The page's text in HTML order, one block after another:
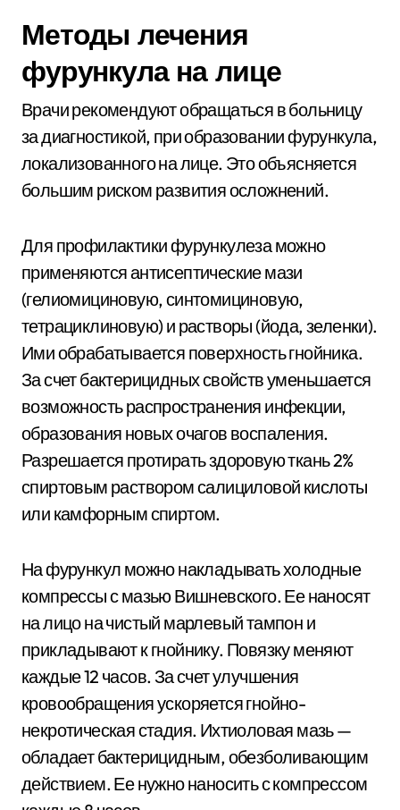
Методы лечения
фурункула на лице
Врачи рекомендуют обращаться в больницу
за диагностикой, при образовании фурункула,
локализованного на лице. Это объясняется
большим риском развития осложнений.
Для профилактики фурункулеза можно
применяются антисептические мази
(гелиомициновую, синтомициновую,
тетрациклиновую) и растворы (йода, зеленки).
Ими обрабатывается поверхность гнойника.
За счет бактерицидных свойств уменьшается
возможность распространения инфекции,
образования новых очагов воспаления.
Разрешается протирать здоровую ткань 2%
спиртовым раствором салициловой кислоты
или камфорным спиртом.
На фурункул можно накладывать холодные
компрессы с мазью Вишневского. Ее наносят
на лицо на чистый марлевый тампон и
прикладывают к гнойнику. Повязку меняют
каждые 12 часов. За счет улучшения
кровообращения ускоряется гнойно-
некротическая стадия. Ихтиоловая мазь —
обладает бактерицидным, обезболивающим
действием. Ее нужно наносить с компрессом